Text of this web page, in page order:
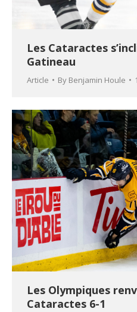
Les Cataractes
Gatineau
Article By Benjamin Houle
Les Olympiques
Cataractes 6-1